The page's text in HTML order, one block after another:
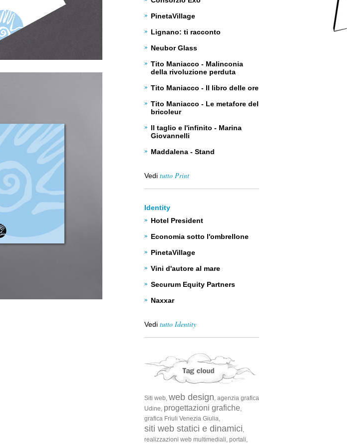
PinetaVillage
Lignano: ti racconto
Neubor Glass
Tito Maniacco - Malinconia
della rivoluzione perduta
Tito Maniacco - Il libro delle ore
Tito Maniacco - Le metafore del
bricoleur
Il taglio e l'infinito - Marina
Giovannelli
Maddalena - Stand
Vedi tutto Print
Identity
Hotel President
Economia sotto l'ombrellone
PinetaVillage
Vini d'autore al mare
Securum Equity Partners
Naxxar
Vedi tutto Identity
Siti web, web design, agenzia grafica
Udine, progettazioni grafiche,
grafica Friuli Venezia Giulia,
siti web statici e dinamici,
realizzazioni web multimediali, portali,